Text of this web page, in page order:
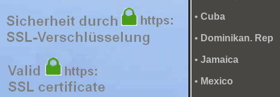
• Cuba
• Dominikan. Rep
• Jamaica
• Mexico